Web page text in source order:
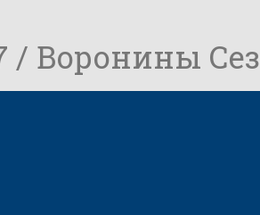
/ Воронины